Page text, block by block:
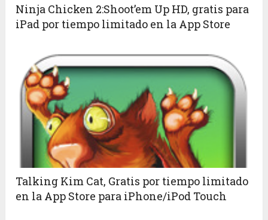
Ninja Chicken 2:Shoot’em Up HD, gratis para
iPad por tiempo limitado en la App Store
Talking Kim Cat, Gratis por tiempo limitado
en la App Store para iPhone/iPod Touch